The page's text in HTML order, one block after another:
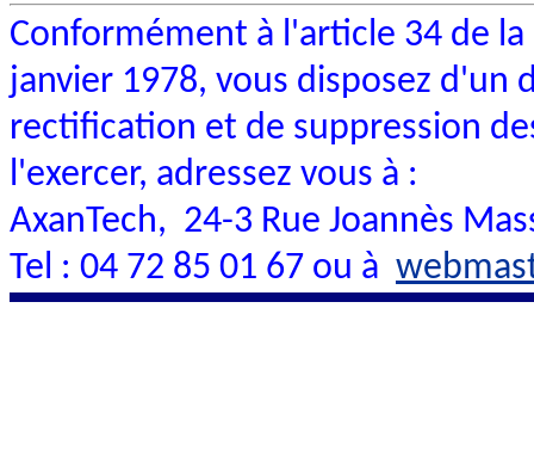
Conformément à l'article 34 de
janvier 1978, vous disposez
rectification et de suppression
l'exercer, adressez vous à :
AxanTech, 24-3 Rue Joannès
Tel : 04 72 85 01 67 ou à